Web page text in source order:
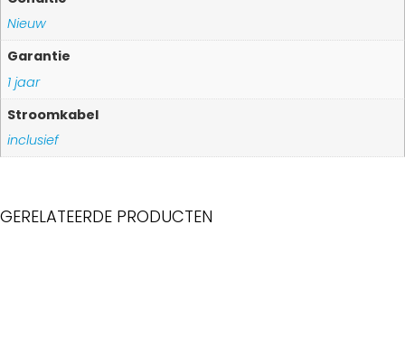
Nieuw
Garantie
1 jaar
Stroomkabel
inclusief
GERELATEERDE PRODUCTEN